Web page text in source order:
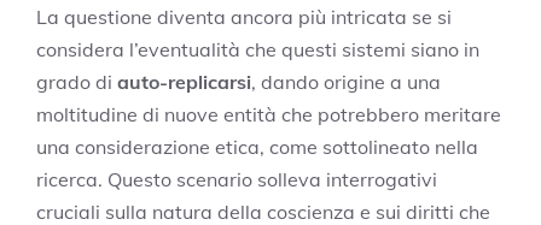
La questione diventa ancora più intricata se si
considera l’eventualità che questi sistemi siano in
grado di auto-replicarsi, dando origine a una
moltitudine di nuove entità che potrebbero meritare
una considerazione etica, come sottolineato nella
ricerca. Questo scenario solleva interrogativi
cruciali sulla natura della coscienza e sui diritti che